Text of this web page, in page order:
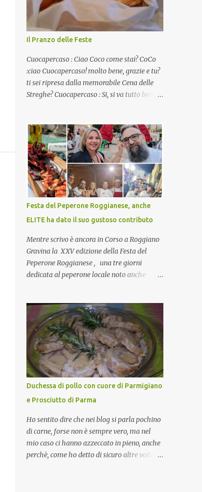
Il Pranzo delle Feste
Cuocapercaso : Ciao Coco come stai? CoCo
:ciao Cuocapercaso! molto bene, grazie e tu?
ti sei ripresa dalla memorabile Cena delle
Streghe? Cuocapercaso : Si, si va tutto bene…
virtuale! CoCo : Eh già!! E adesso con le feste
che arrivano chissà che mangiate…a
proposito Cuoca cosa prepari domenica per
pranzo, racconta un po'! Perchè io avrò ospiti
e cerco degli spunti... Cuocapercaso : A dire il
vero domenica prossima non preparo nulla
perché vado al Pranzo Aziendale di fine
anno organizzato dai mie capi! CoCo :
Pranzo aziendale? Una bella idea!
Cuocapercaso : si, è un modo per riunirsi
tutti a fine anno e tirare le somme…
naturalmente mangiando tutti insieme, con
grande convivialità! CoCo : è naturale il cibo,
spesso l’ambiente favorevole per molte belle
opportunità, non trovi? Cuocapercaso : Si,
concordo! …addirittura si dice...
Festa del Peperone Roggianese, anche
ELITE ha dato il suo gustoso contributo
Mentre scrivo è ancora in Corso a Roggiano
Gravina la XXV edizione della Festa del
Peperone Roggianese , una tre giorni
dedicata al peperone locale noto anche
piccante, inserito dal Ministero delle
Politiche Agricole Alimentari e Forestali
nella lista dei Prodotti Agroalimentari
Tradizionali (Pat) della Calabria. Un
ingrediente versatile in cucina, utilizzato
fresco o essiccato in ricette della tradizione o
in piatti innovativi. Durante la prima serata
dell'evento abbiamo avuto prova della
versatilità di questo ingrediente durante il
"2° Concorso Gastronomico di piatti a base
di peperone Roggianese" ideato da Gina
Santagata , presidente
dell'associazione Mongolfiera, che ha visto
Duchessa di pollo con cuore di Parmigiano
e Prosciutto di Parma
Ho sentito dire che nei blog si parla pochino
di carne, forse non è sempre vero, ma nel
mio caso ci hanno azzeccato in pieno, anche
perchè, come ho detto di sicuro altre volte la